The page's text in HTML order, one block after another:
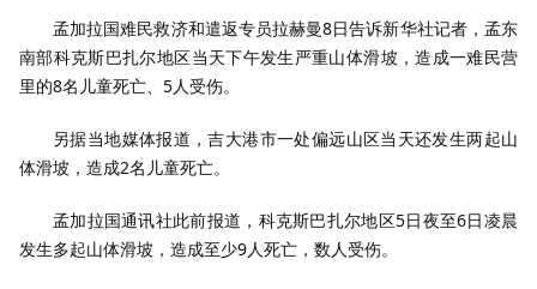
孟加拉国难民救济和遣返专员拉赫曼8日告诉新华社记者，孟东
南部科克斯巴扎尔地区当天下午发生严重山体滑坡，造成一难民营
里的8名儿童死亡、5人受伤。
另据当地媒体报道，吉大港市一处偏远山区当天还发生两起山
体滑坡，造成2名儿童死亡。
孟加拉国通讯社此前报道，科克斯巴扎尔地区5日夜至6日凌晨
发生多起山体滑坡，造成至少9人死亡，数人受伤。